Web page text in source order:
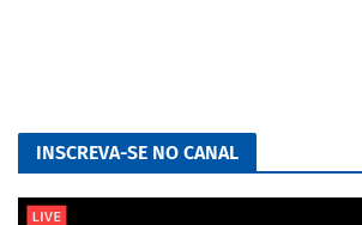
INSCREVA-SE NO CANAL